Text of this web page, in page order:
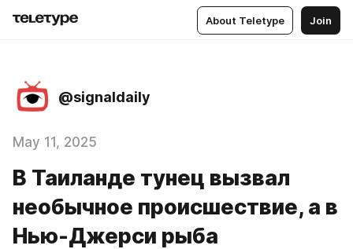
About Teletype Join
@signaldaily
May 11, 2025
В Таиланде тунец вызвал
необычное происшествие, а в
Нью-Джерси рыба